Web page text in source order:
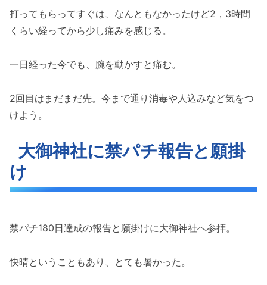
打ってもらってすぐは、なんともなかったけど2，3時間
くらい経ってから少し痛みを感じる。
一日経った今でも、腕を動かすと痛む。
2回目はまだまだ先。今まで通り消毒や人込みなど気をつ
けよう。
大御神社に禁パチ報告と願掛
け
禁パチ180日達成の報告と願掛けに大御神社へ参拝。
快晴ということもあり、とても暑かった。